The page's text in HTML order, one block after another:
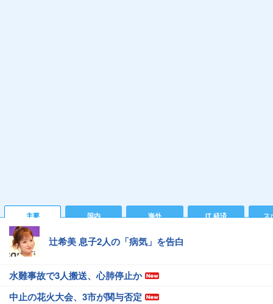
主要 国内 海外 IT 経済 ス
辻希美 息子2人の「病気」を告白
水難事故で3人搬送、心肺停止か
中止の花火大会、3市が関与否定